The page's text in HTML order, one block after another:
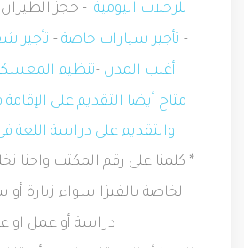
للرحلات اليومية - حجز الطيران
- تأجير سيارات خاصة - تأجير
أغلب المدن -تنظيم
متاح أيضا التقديم على الإقامة
والتقديم على دراسة اللغة فى
* كلمنا على رقم المكتب واحنا
الخاصة بالفيزا سواء زيارة أو
دراسة أو عمل او